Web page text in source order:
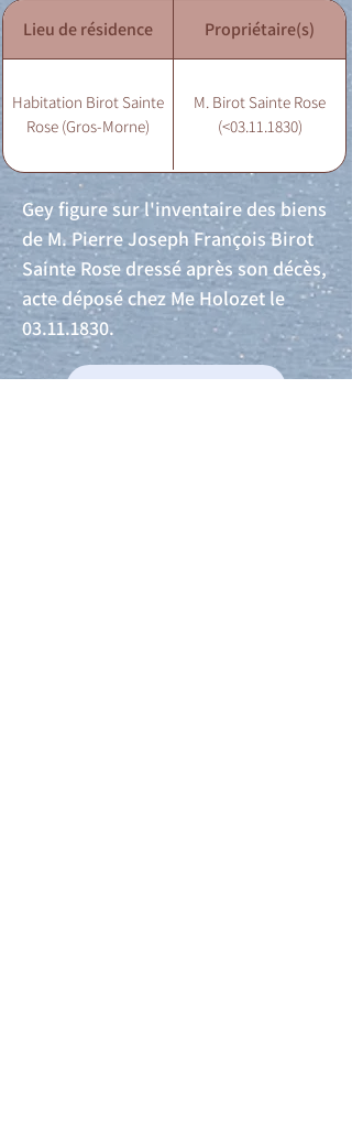
Lieu de résidence Propriétaire(s)
Habitation Birot Sainte
Rose (Gros-Morne)
M. Birot Sainte Rose
(<03.11.1830)
Gey figure sur l'inventaire des biens
de M. Pierre Joseph François Birot
Sainte Rose dressé après son décès,
acte déposé chez Me Holozet le
03.11.1830.